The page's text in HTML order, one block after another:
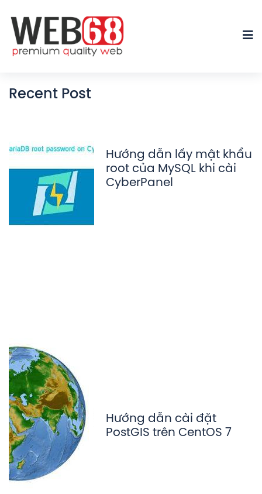
Recent Post
Hướng dẫn lấy mật khẩu
root của MySQL khi cài
CyberPanel
Hướng dẫn cài đặt
PostGIS trên CentOS 7